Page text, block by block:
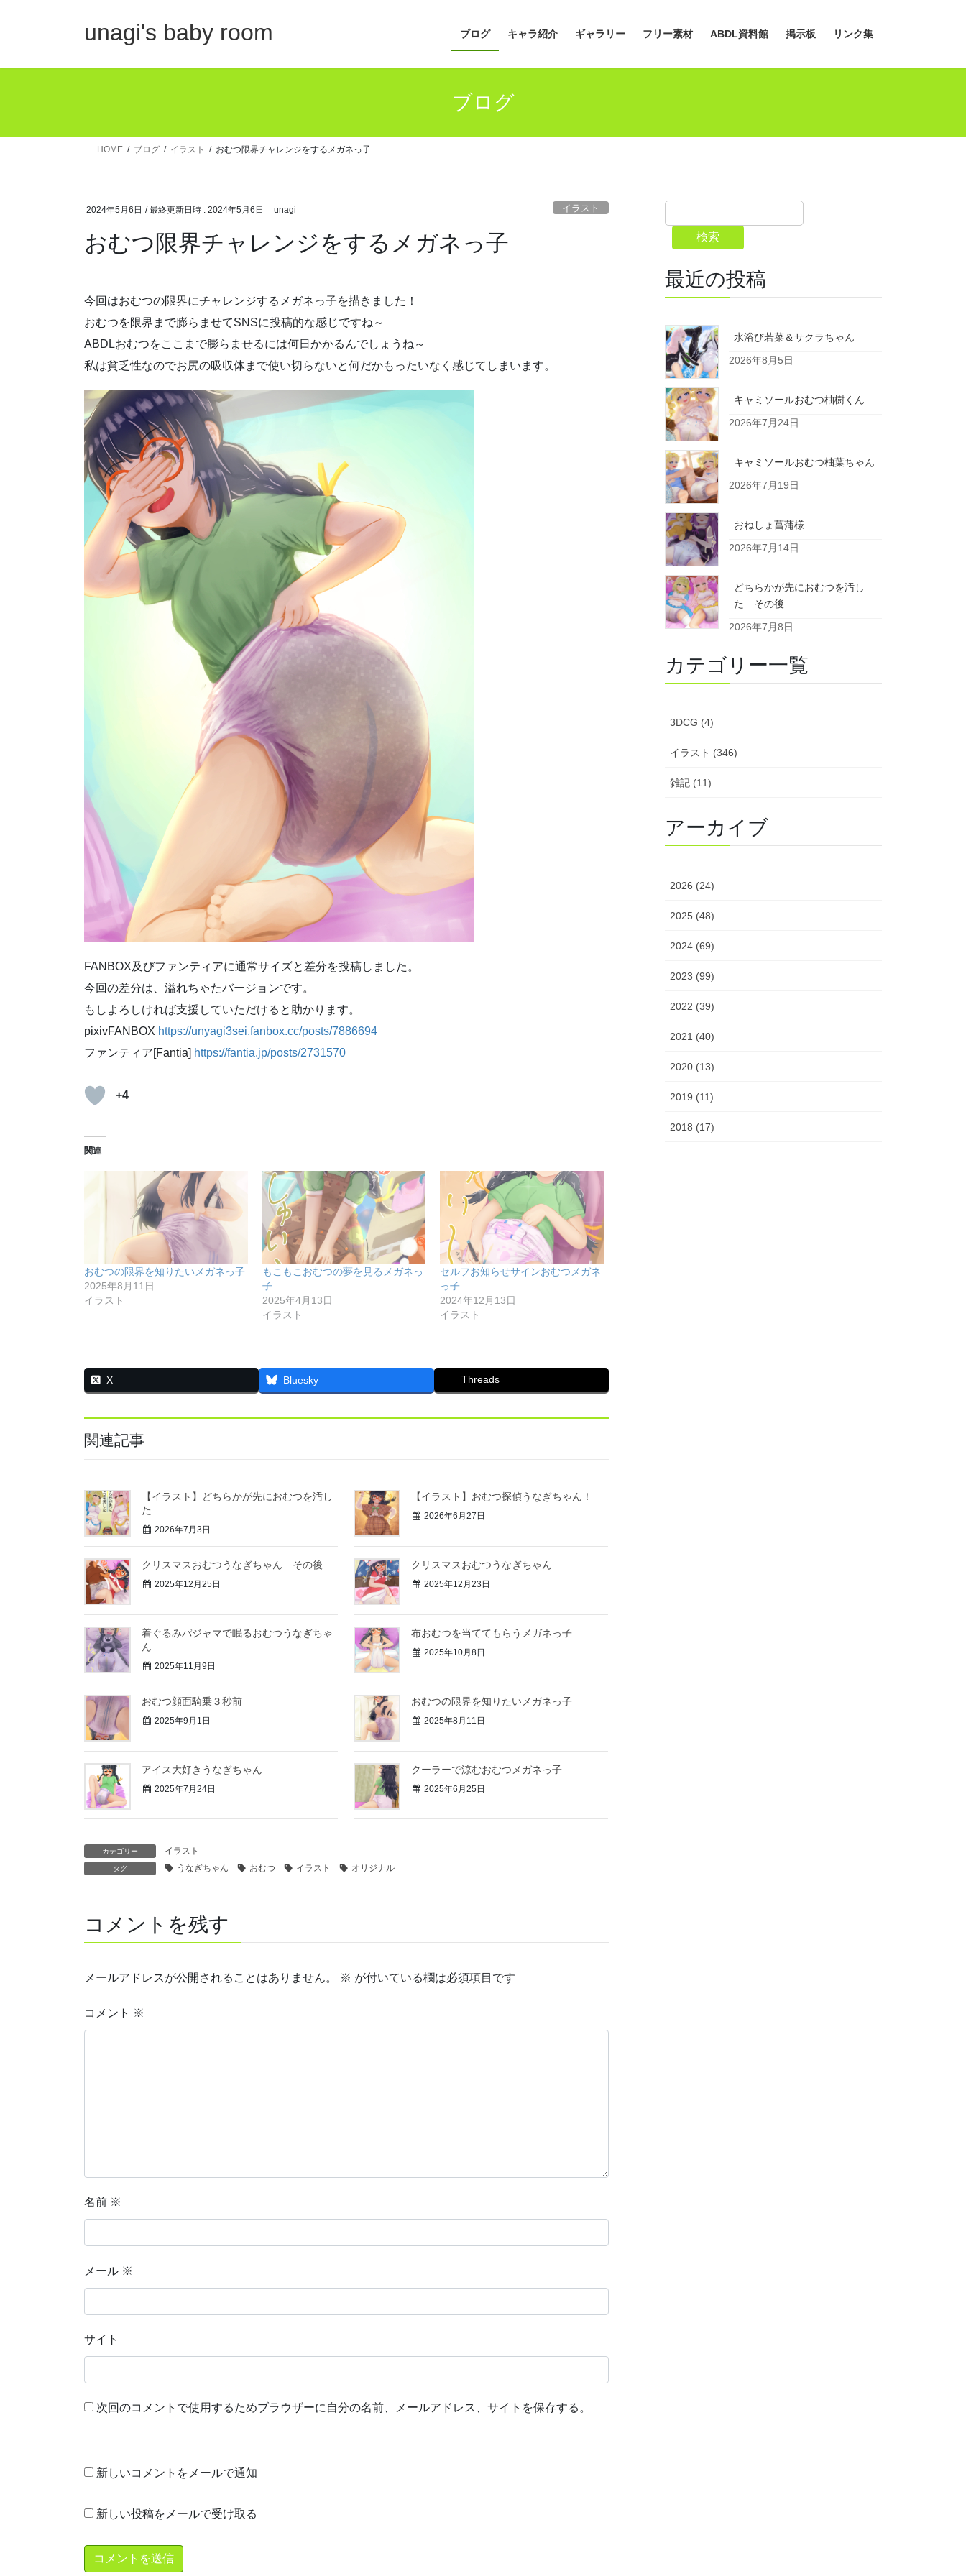
unagi's baby room ブログ キャラ紹介 ギャラリー フリー素材 ABDL資料館 掲示板 リンク集
ブログ
HOME ブログ イラスト おむつ限界チャレンジをするメガネっ子
2024年5月6日 / 最終更新日時 : 2024年5月6日 unagi イラスト
おむつ限界チャレンジをするメガネっ子
今回はおむつの限界にチャレンジするメガネっ子を描きました！
おむつを限界まで膨らませてSNSに投稿的な感じですね～
ABDLおむつをここまで膨らませるには何日かかるんでしょうね～
私は貧乏性なのでお尻の吸収体まで使い切らないと何だかもったいなく感じてしまいます。
FANBOX及びファンティアに通常サイズと差分を投稿しました。
今回の差分は、溢れちゃたバージョンです。
もしよろしければ支援していただけると助かります。
pixivFANBOX https://unyagi3sei.fanbox.cc/posts/7886694
ファンティア[Fantia] https://fantia.jp/posts/2731570
+4
関連
おむつの限界を知りたいメガネっ子
2025年8月11日
イラスト
もこもこおむつの夢を見るメガネっ
子
2025年4月13日
イラスト
セルフお知らせサインおむつメガネ
っ子
2024年12月13日
イラスト
X Bluesky Threads
関連記事
【イラスト】どちらかが先におむつを汚し
た
2026年7月3日
【イラスト】おむつ探偵うなぎちゃん！
2026年6月27日
クリスマスおむつうなぎちゃん その後
2025年12月25日
クリスマスおむつうなぎちゃん
2025年12月23日
着ぐるみパジャマで眠るおむつうなぎちゃ
ん
2025年11月9日
布おむつを当ててもらうメガネっ子
2025年10月8日
おむつ顔面騎乗３秒前
2025年9月1日
おむつの限界を知りたいメガネっ子
2025年8月11日
アイス大好きうなぎちゃん
2025年7月24日
クーラーで涼むおむつメガネっ子
2025年6月25日
カテゴリー イラスト
タグ うなぎちゃん おむつ イラスト オリジナル
コメントを残す
メールアドレスが公開されることはありません。 ※ が付いている欄は必須項目です
コメント ※
名前 ※
メール ※
サイト
次回のコメントで使用するためブラウザーに自分の名前、メールアドレス、サイトを保存する。
新しいコメントをメールで通知
新しい投稿をメールで受け取る
検索
最近の投稿
水浴び若菜＆サクラちゃん
2026年8月5日
キャミソールおむつ柚樹くん
2026年7月24日
キャミソールおむつ柚葉ちゃん
2026年7月19日
おねしょ菖蒲様
2026年7月14日
どちらかが先におむつを汚し
た その後
2026年7月8日
カテゴリー一覧
3DCG (4)
イラスト (346)
雑記 (11)
アーカイブ
2026 (24)
2025 (48)
2024 (69)
2023 (99)
2022 (39)
2021 (40)
2020 (13)
2019 (11)
2018 (17)